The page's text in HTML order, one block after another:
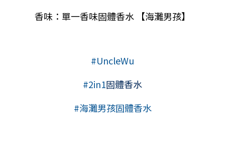
香味：單一香味固體香水
【海灘男孩】
#UncleWu
#2in1固體香水
#海灘男孩固體香水